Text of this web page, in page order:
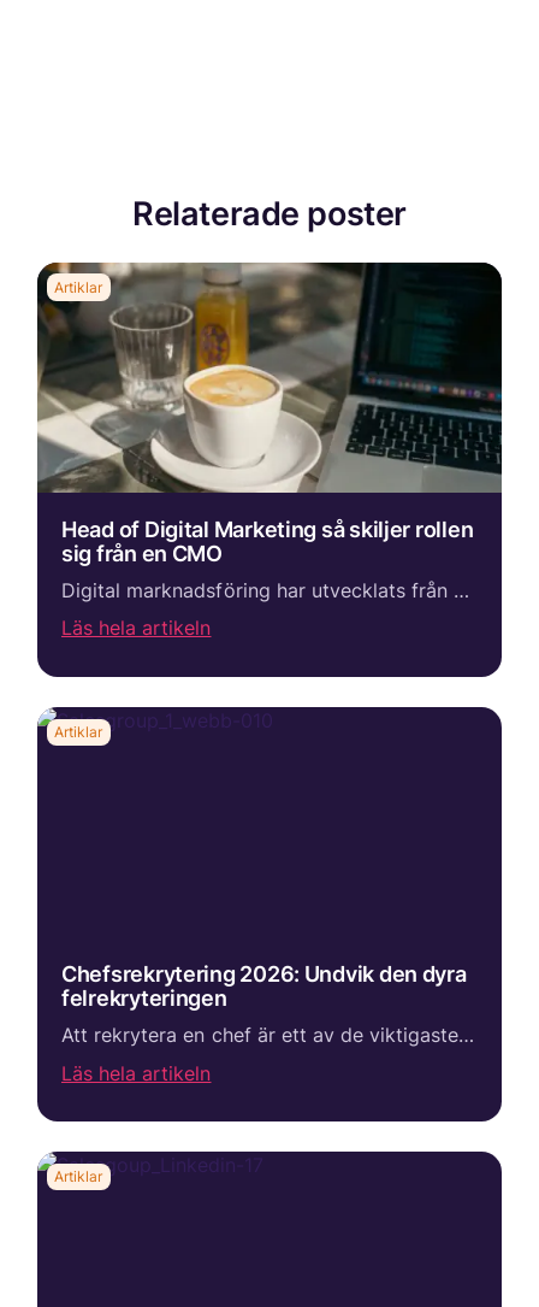
Relaterade poster
Artiklar
Head of Digital Marketing så skiljer rollen
sig från en CMO
Digital marknadsföring har utvecklats från en specialistfunktion till en central del av företags tillväxtstrategi. För många tech-, SaaS- och B2B-bolag är den digitala marknadsföringen idag den främsta källan till nya kunder, leads och affärsmöjligheter...
Läs hela artikeln
Artiklar
Chefsrekrytering 2026: Undvik den dyra
felrekryteringen
Att rekrytera en chef är ett av de viktigaste besluten ett företag fattar. En framgångsrik ledare kan skapa tillväxt, stärka företagskulturen och utveckla organisationen. En felrekrytering kan däremot bli både kostsam och tidskrävande inte bara ekonomis...
Läs hela artikeln
Artiklar